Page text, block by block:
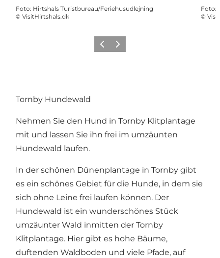
Foto: Hirtshals Turistbureau/Feriehusudlejning
© VisitHirtshals.dk
Foto:
©
ZurückWeiter
Tornby Hundewald
Nehmen Sie den Hund in Tornby Klitplantage
mit und lassen Sie ihn frei im umzäunten
Hundewald laufen.
In der schönen Dünenplantage in Tornby gibt
es ein schönes Gebiet für die Hunde, in dem sie
sich ohne Leine frei laufen können. Der
Hundewald ist ein wunderschönes Stück
umzäunter Wald inmitten der Tornby
Klitplantage. Hier gibt es hohe Bäume,
duftenden Waldboden und viele Pfade, auf